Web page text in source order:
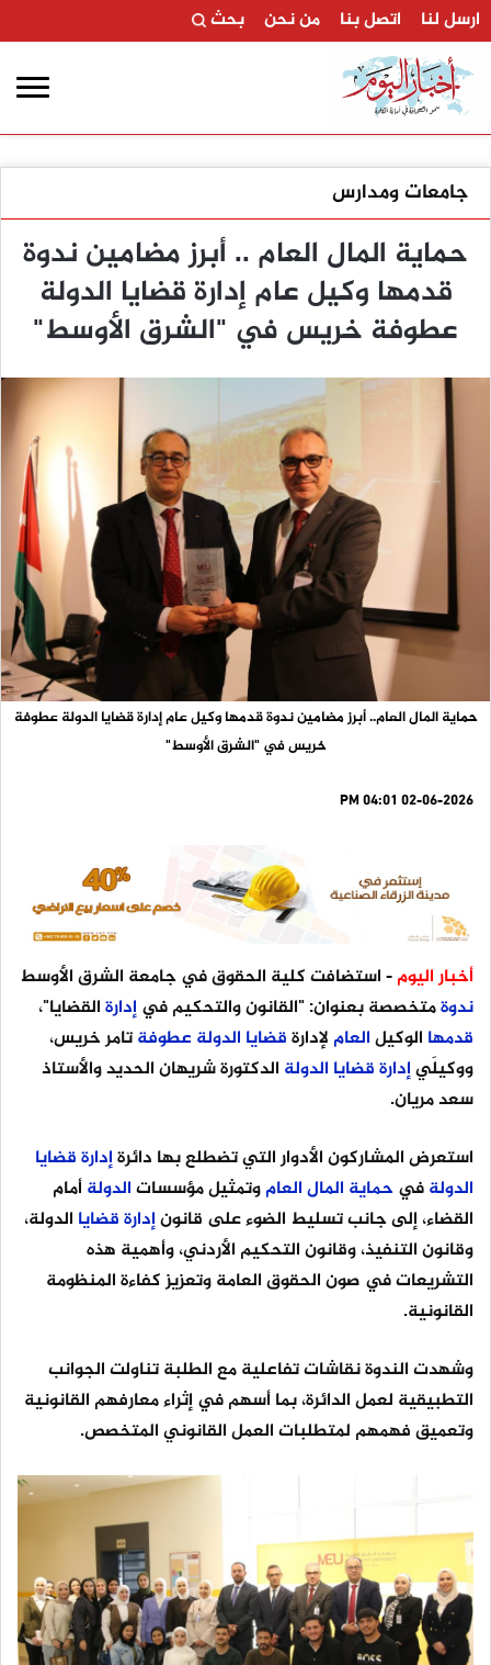
ارسل لنا اتصل بنا من نحن بحث
جامعات ومدارس
حماية المال العام .. أبرز مضامين ندوة
قدمها وكيل عام إدارة قضايا الدولة
عطوفة خريس في "الشرق الأوسط"
حماية المال العام.. أبرز مضامين ندوة قدمها وكيل عام إدارة قضايا الدولة عطوفة
خريس في "الشرق الأوسط"
02-06-2026 04:01 PM
أخبار اليوم- استضافت كلية الحقوق في جامعة الشرق الأوسط
ندوةمتخصصة بعنوان: "القانون والتحكيم فيإدارةالقضايا"،
قدمها الوكيلالعام لإدارةقضايا الدولة عطوفةتامر خريس،
ووكيلَيإدارةقضايا الدولة الدكتورة شريهان الحديد والأستاذ
سعد مريان.
استعرض المشاركون الأدوار التي تضطلع بها دائرةإدارةقضايا
الدولةفيحماية المالالعاموتمثيل مؤسساتالدولةأمام
القضاء، إلى جانب تسليط الضوء على قانونإدارةقضايا الدولة،
وقانون التنفيذ، وقانون التحكيم الأردني، وأهمية هذه
التشريعات في صون الحقوق العامة وتعزيز كفاءة المنظومة
القانونية.
وشهدت الندوة نقاشات تفاعلية مع الطلبة تناولت الجوانب
التطبيقية لعمل الدائرة، بما أسهم في إثراء معارفهم القانونية
وتعميق فهمهم لمتطلبات العمل القانوني المتخصص.